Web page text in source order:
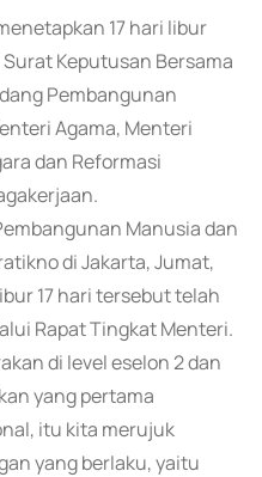
17 hari libur
Keputusan Bersama
Pembangunan
Agama, Menteri
dan Reformasi
Manusia dan
di Jakarta, Jumat,
17 hari tersebut telah
Rapat Tingkat Menteri.
di level eselon 2 dan
yang pertama
itu kita merujuk
yang berlaku, yaitu